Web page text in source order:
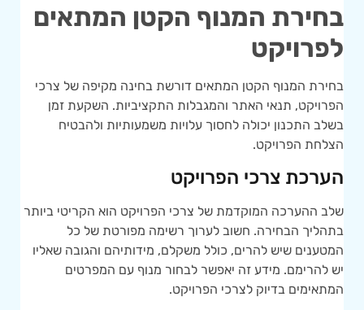
בחירת המנוף הקטן המתאים
לפרויקט
בחירת המנוף הקטן המתאים דורשת בחינה מקיפה של צרכי
הפרויקט, תנאי האתר והמגבלות התקציביות. השקעת זמן
בשלב התכנון יכולה לחסוך עלויות משמעותיות ולהבטיח
הצלחת הפרויקט.
הערכת צרכי הפרויקט
שלב ההערכה המוקדמת של צרכי הפרויקט הוא הקריטי ביותר
בתהליך הבחירה. חשוב לערוך רשימה מפורטת של כל
המטענים שיש להרים, כולל משקלם, מידותיהם והגובה שאליו
יש להרימם. מידע זה יאפשר לבחור מנוף עם המפרטים
המתאימים בדיוק לצרכי הפרויקט.